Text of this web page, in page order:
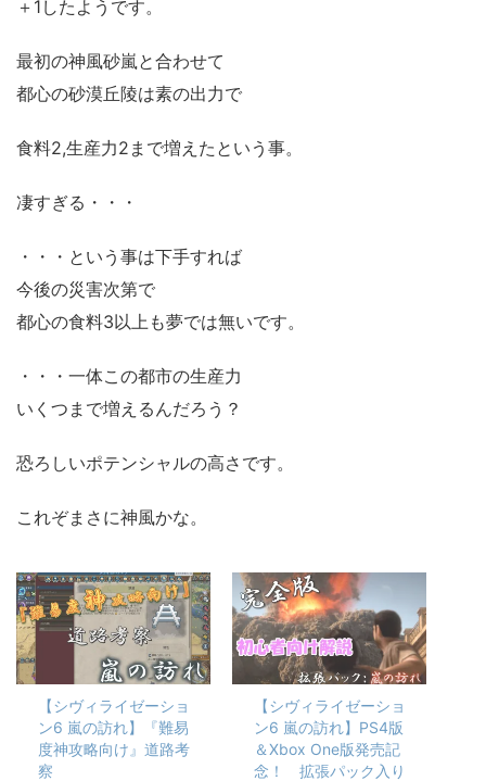
＋1したようです。
最初の神風砂嵐と合わせて
都心の砂漠丘陵は素の出力で
食料2,生産力2まで増えたという事。
凄すぎる・・・
・・・という事は下手すれば
今後の災害次第で
都心の食料3以上も夢では無いです。
・・・一体この都市の生産力
いくつまで増えるんだろう？
恐ろしいポテンシャルの高さです。
これぞまさに神風かな。
【シヴィライゼーショ
ン6 嵐の訪れ】『難易
度神攻略向け』道路考
察
【シヴィライゼーショ
ン6 嵐の訪れ】PS4版
＆Xbox One版発売記
念！ 拡張パック入り